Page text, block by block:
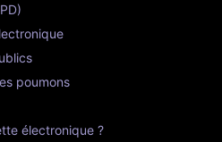
poumons
électronique ?